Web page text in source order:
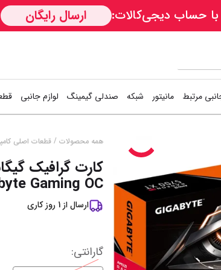
مرتبط مانیتور شبکه
کارت شبکه
Access Point
مودم / روتر
سوییچ شبکه
نمایش همه محصولات
صندلی گیمینگ لوازم جانبی
دسته بازی
کیبورد و موس
همه محصولات / قطعات اصلی
Gaming OC
ارسال از 1 روز کاری
گارانتی: